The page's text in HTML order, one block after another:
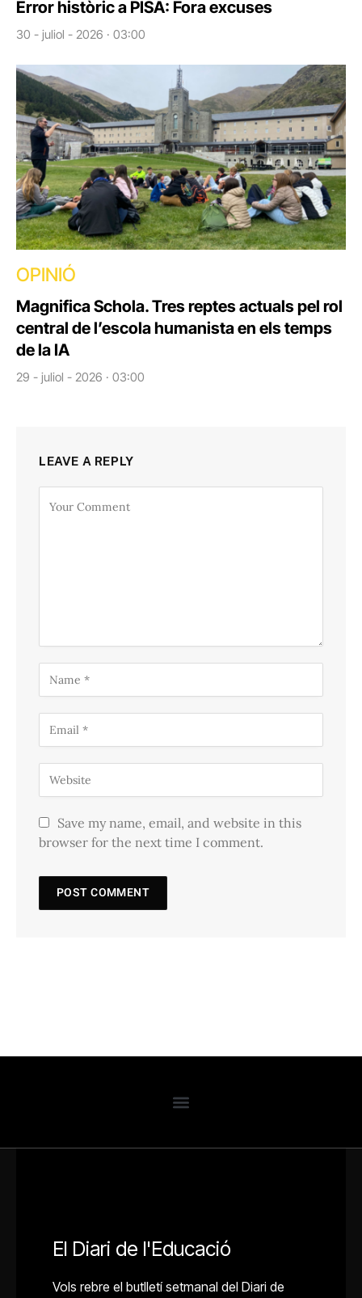
Error històric a PISA: Fora excuses
30 - juliol - 2026 · 03:00
OPINIÓ
Magnifica Schola. Tres reptes actuals pel rol
central de l’escola humanista en els temps
de la IA
29 - juliol - 2026 · 03:00
LEAVE A REPLY
Save my name, email, and website in this
browser for the next time I comment.